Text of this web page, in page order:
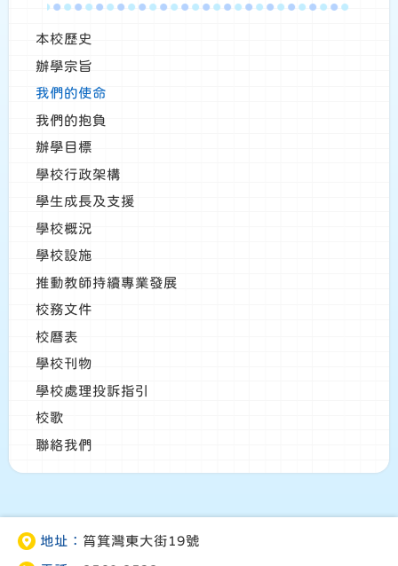
本校歷史
辦學宗旨
我們的使命
我們的抱負
辦學目標
學校行政架構
學生成長及支援
學校概況
學校設施
推動教師持續專業發展
校務文件
校曆表
學校刊物
學校處理投訴指引
校歌
聯絡我們
地址： 筲箕灣東大街19號